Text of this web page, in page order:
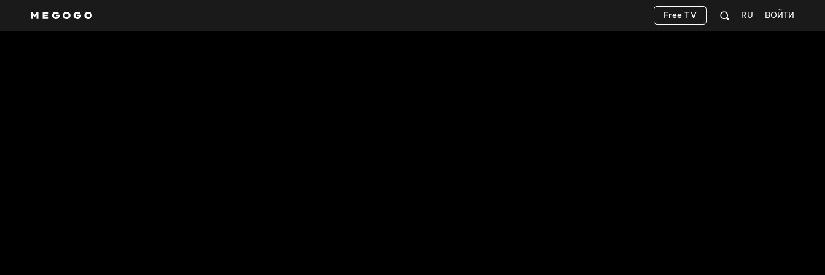
ВОЙТИ
RU
Free TV